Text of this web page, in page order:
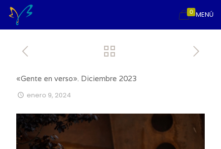
MENÚ
0
«Gente en verso». Diciembre 2023
enero 9, 2024